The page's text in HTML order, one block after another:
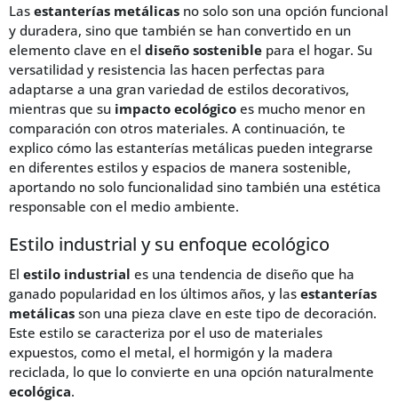
Las estanterías metálicas no solo son una opción funcional
y duradera, sino que también se han convertido en un
elemento clave en el diseño sostenible para el hogar. Su
versatilidad y resistencia las hacen perfectas para
adaptarse a una gran variedad de estilos decorativos,
mientras que su impacto ecológico es mucho menor en
comparación con otros materiales. A continuación, te
explico cómo las estanterías metálicas pueden integrarse
en diferentes estilos y espacios de manera sostenible,
aportando no solo funcionalidad sino también una estética
responsable con el medio ambiente.
Estilo industrial y su enfoque ecológico
El estilo industrial es una tendencia de diseño que ha
ganado popularidad en los últimos años, y las estanterías
metálicas son una pieza clave en este tipo de decoración.
Este estilo se caracteriza por el uso de materiales
expuestos, como el metal, el hormigón y la madera
reciclada, lo que lo convierte en una opción naturalmente
ecológica.